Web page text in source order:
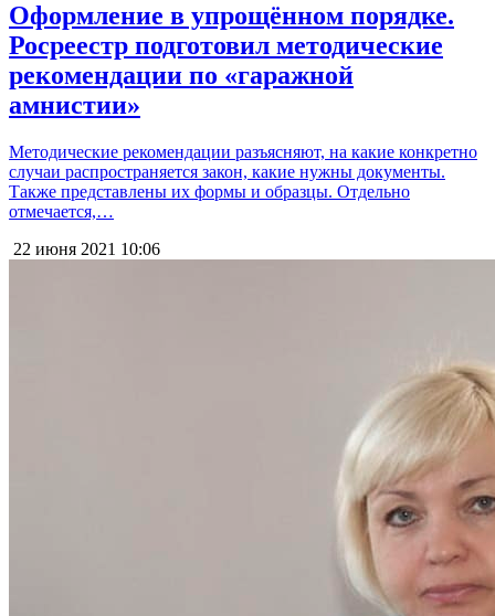
Оформление в упрощённом порядке.
Росреестр подготовил методические
рекомендации по «гаражной
амнистии»
Методические рекомендации разъясняют, на какие конкретно
случаи распространяется закон, какие нужны документы.
Также представлены их формы и образцы. Отдельно
отмечается,…
22 июня 2021 10:06